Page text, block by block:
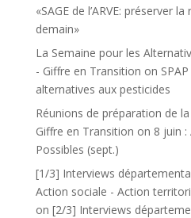
«SAGE de l’ARVE: préserver
demain»
La Semaine pour les
- Giffre en Transition on
alternatives aux pesticides
Réunions de préparation de
Giffre en Transition on 8 juin
Possibles (sept.)
[1/3] Interviews
Action sociale - Action
on [2/3] Interviews